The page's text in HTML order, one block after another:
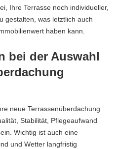
Ihre Terrasse noch individueller,
gestalten, was letztlich auch
haben kann.
bei der Auswahl
neue Terrassenüberdachung
Stabilität, Pflegeaufwand
Wichtig ist auch eine
und Wetter langfristig